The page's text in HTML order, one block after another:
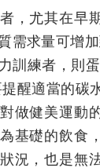
，尤其在早
需求量可增
訓練者，則
醒適當的碳
做健美運動
基礎的飲食
況，也是無